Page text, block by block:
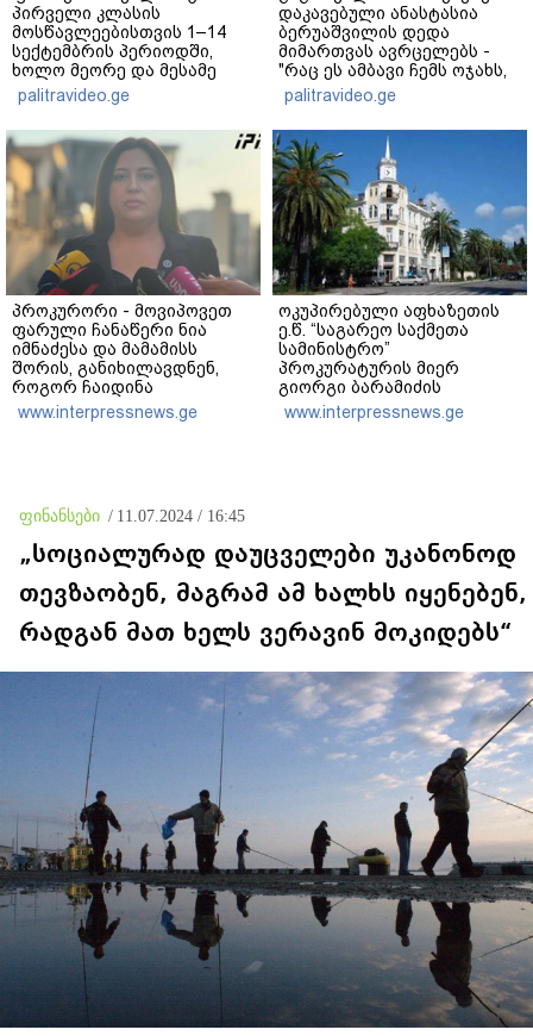
პირველი კლასის
მოსწავლეებისთვის 1–14
სექტემბრის პერიოდში,
ხოლო მეორე და მესამე
ეტაპებზე...
palitravideo.ge
დაკავებული ანასტასია
ბერუაშვილის დედა
მიმართვას ავრცელებს -
"რაც ეს ამბავი ჩემს ოჯახს,
ჩემს ანასტასიას გადახდა
თავს, მის მერე მე მე არ
ვარ"
palitravideo.ge
პროკურორი - მოვიპოვეთ
ფარული ჩანაწერი ნია
იმნაძესა და მამამისს
შორის, განიხილავდნენ,
როგორ ჩაიდინა
გაბაშვილმა დანაშაული -
ნიას მამა ამბობს, რომ
ეპოქაში სხვანაირად ხდება
www.interpressnews.ge
ოკუპირებული აფხაზეთის
ე.წ. “საგარეო საქმეთა
სამინისტრო”
პროკურატურის მიერ
გიორგი ბარამიძის
განცხადებასთან
დაკავშირებით გამოძიების
www.interpressnews.ge
ფინანსები / 11.07.2024 / 16:45
„სოციალურად დაუცველები უკანონოდ
თევზაობენ, მაგრამ ამ ხალხს იყენებენ,
რადგან მათ ხელს ვერავინ მოკიდებს“